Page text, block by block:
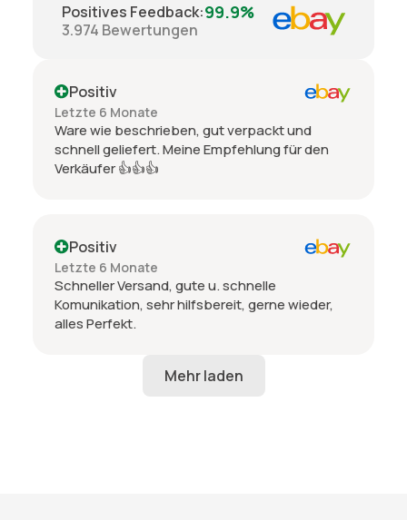
Positives Feedback:99.9%
3.974 Bewertungen
Positiv
Letzte 6 Monate
Ware wie beschrieben, gut verpackt und
schnell geliefert. Meine Empfehlung für den
Verkäufer 👍👍👍
Positiv
Letzte 6 Monate
Schneller Versand, gute u. schnelle
Komunikation, sehr hilfsbereit, gerne wieder,
alles Perfekt.